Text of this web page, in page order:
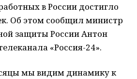
в России достигло
Об этом сообщил министр
защиты России Антон
«Россия-24».
мы видим динамику к